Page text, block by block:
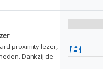
proximity lezer,
Dankzij de